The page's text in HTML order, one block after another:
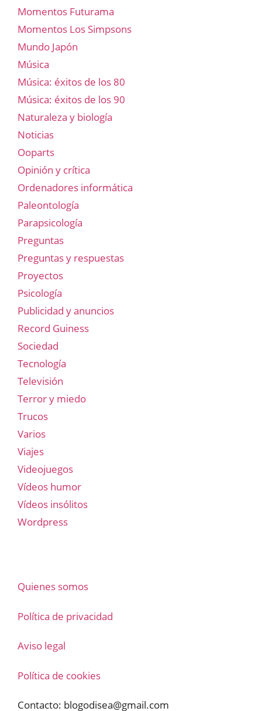
Momentos Futurama
Momentos Los Simpsons
Mundo Japón
Música
Música: éxitos de los 80
Música: éxitos de los 90
Naturaleza y biología
Noticias
Ooparts
Opinión y crítica
Ordenadores informática
Paleontología
Parapsicología
Preguntas
Preguntas y respuestas
Proyectos
Psicología
Publicidad y anuncios
Record Guiness
Sociedad
Tecnología
Televisión
Terror y miedo
Trucos
Varios
Viajes
Videojuegos
Vídeos humor
Vídeos insólitos
Wordpress
Quienes somos
Política de privacidad
Aviso legal
Política de cookies
Contacto: blogodisea@gmail.com